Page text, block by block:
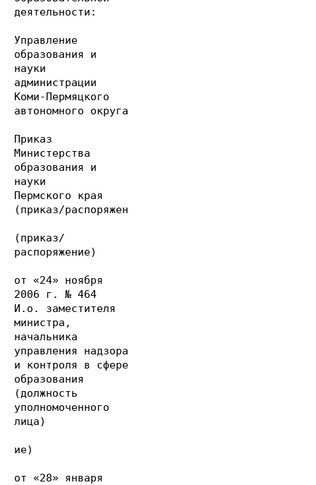
деятельности:
Управление
образования и
науки
администрации
Коми-Пермяцкого
автономного округа
Приказ
Министерства
образования и
науки
Пермского края
(приказ/распоряжен
(приказ/
распоряжение)
от «24» ноября
2006 г. № 464
И.о. заместителя
министра,
начальника
управления надзора
и контроля в сфере
образования
(должность
уполномоченного
лица)
ие)
от «28» января